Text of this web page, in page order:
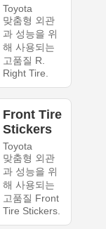
Toyota
맞춤형 외관
과 성능을 위
해 사용되는
고품질 R.
Right Tire.
Front Tire
Stickers
Toyota
맞춤형 외관
과 성능을 위
해 사용되는
고품질 Front
Tire Stickers.